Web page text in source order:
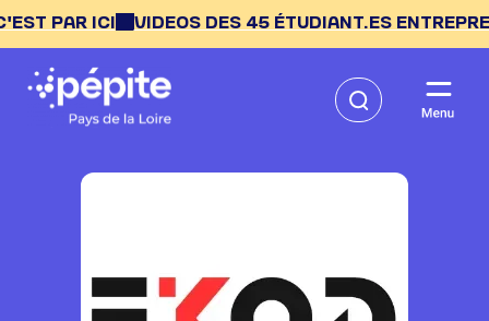
VIDEOS DES 45 ÉTUDIANT.ES ENTREPRENEUR.ES